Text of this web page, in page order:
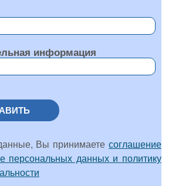
информация
Вы принимаете соглашение
персональных данных и политику